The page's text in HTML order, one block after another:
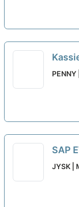
(m/w/
SAP
neu
JYSK |